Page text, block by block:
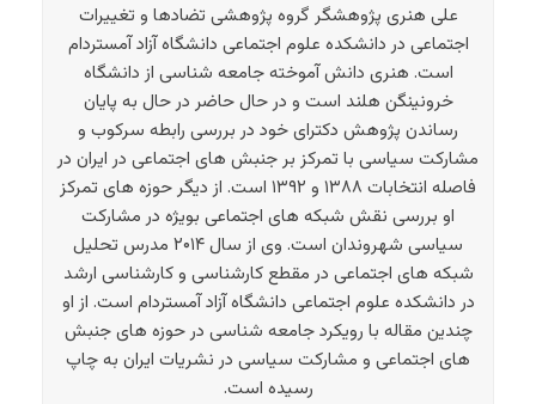
علی هنری پژوهشگر گروه پژوهشی تضادها و تغییرات
اجتماعی در دانشکده علوم اجتماعی دانشگاه آزاد آمستردام
است. هنری دانش آموخته جامعه شناسی از دانشگاه
خرونینگن هلند است و در حال حاضر در حال به پایان
رساندن پژوهش دکترای خود در بررسی رابطه سرکوب و
مشارکت سیاسی با تمرکز بر جنبش های اجتماعی در ایران در
فاصله انتخابات ۱۳۸۸ و ۱۳۹۲ است. از دیگر حوزه های تمرکز
او بررسی نقش شبکه های اجتماعی بویژه در مشارکت
سیاسی شهروندان است. وی از سال ۲۰۱۴ مدرس تحلیل
شبکه های اجتماعی در مقطع کارشناسی و کارشناسی ارشد
در دانشکده علوم اجتماعی دانشگاه آزاد آمستردام است. از او
چندین مقاله با رویکرد جامعه شناسی در حوزه های جنبش
های اجتماعی و مشارکت سیاسی در نشریات ایران به چاپ
رسیده است.